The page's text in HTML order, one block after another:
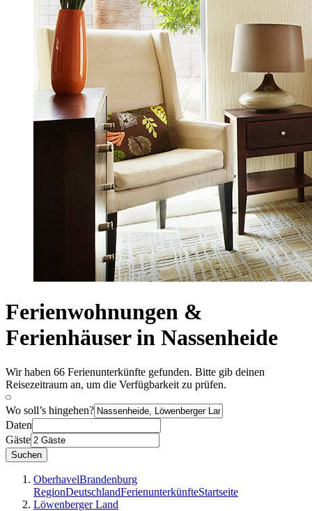
Ferienwohnungen &
Ferienhäuser in Nassenheide
Wir haben 66 Ferienunterkünfte gefunden. Bitte gib deinen
Reisezeitraum an, um die Verfügbarkeit zu prüfen.
Wo soll’s hingehen?
Daten
Gäste
Suchen
OberhavelBrandenburg
RegionDeutschlandFerienunterkünfteStartseite
Löwenberger Land